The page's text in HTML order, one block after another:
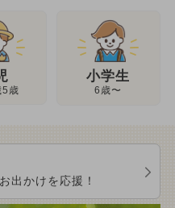
5歳
小学生
6歳〜
出かけを応援！